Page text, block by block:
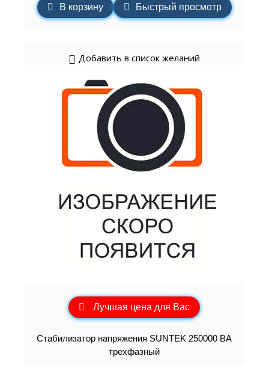
В корзину Быстрый просмотр
Добавить в список желаний
Лучшая цена для Вас
Стабилизатор напряжения SUNTEK 250000 ВА
трехфазный